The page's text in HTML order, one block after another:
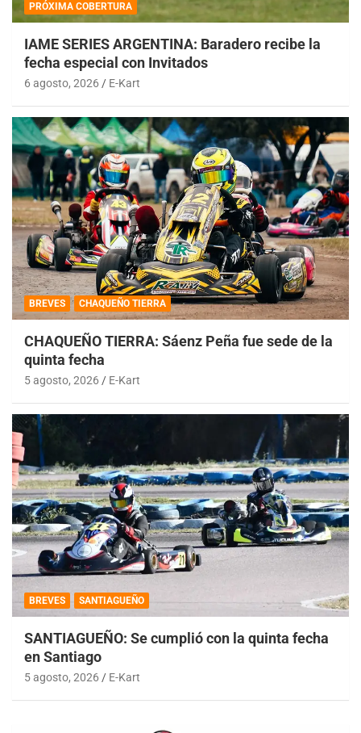
PRÓXIMA COBERTURA
IAME SERIES ARGENTINA: Baradero recibe la
fecha especial con Invitados
6 agosto, 2026 E-Kart
BREVES CHAQUEÑO TIERRA
CHAQUEÑO TIERRA: Sáenz Peña fue sede de la
quinta fecha
5 agosto, 2026 E-Kart
BREVES SANTIAGUEÑO
SANTIAGUEÑO: Se cumplió con la quinta fecha
en Santiago
5 agosto, 2026 E-Kart